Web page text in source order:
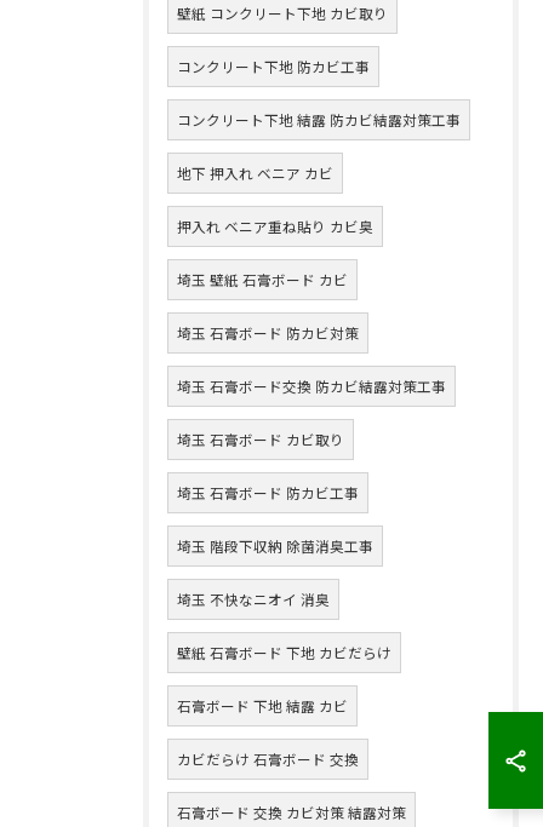
壁紙 コンクリート下地 カビ取り
コンクリート下地 防カビ工事
コンクリート下地 結露 防カビ結露対策工事
地下 押入れ ベニア カビ
押入れ ベニア重ね貼り カビ臭
埼玉 壁紙 石膏ボード カビ
埼玉 石膏ボード 防カビ対策
埼玉 石膏ボード交換 防カビ結露対策工事
埼玉 石膏ボード カビ取り
埼玉 石膏ボード 防カビ工事
埼玉 階段下収納 除菌消臭工事
埼玉 不快なニオイ 消臭
壁紙 石膏ボード 下地 カビだらけ
石膏ボード 下地 結露 カビ
カビだらけ 石膏ボード 交換
石膏ボード 交換 カビ対策 結露対策